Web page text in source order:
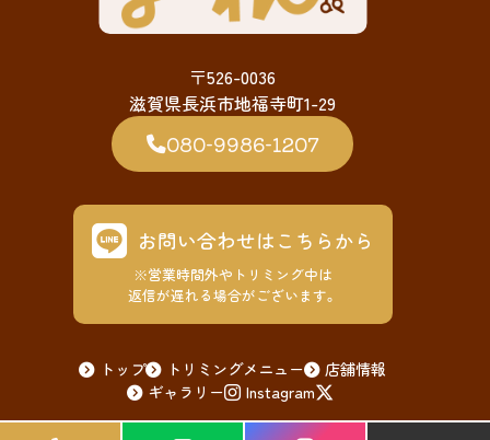
〒526-0036
滋賀県長浜市地福寺町1-29
080-9986-1207
お問い合わせはこちらから
※営業時間外やトリミング中は
返信が遅れる場合がございます。
トップ トリミングメニュー
店舗情報
ギャラリー
Instagram